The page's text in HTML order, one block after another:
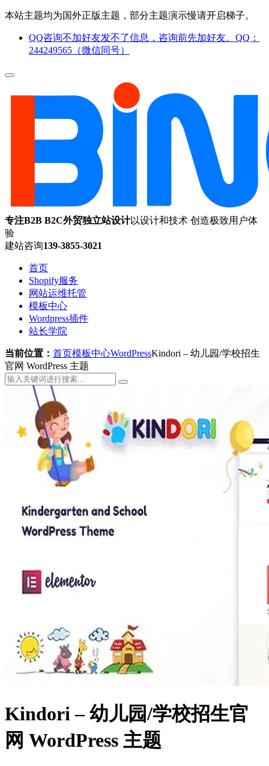
本站主题均为国外正版主题，部分主题演示慢请开启梯子。
QQ咨询不加好友发不了信息，咨询前先加好友。QQ：
244249565（微信同号）
专注B2B B2C外贸独立站设计以设计和技术 创造极致用户体
验
建站咨询139-3855-3021
首页
Shopify服务
网站运维托管
模板中心
Wordpress插件
站长学院
当前位置： 首页模板中心WordPressKindori – 幼儿园/学校招生
官网 WordPress 主题
Kindori – 幼儿园/学校招生官
网 WordPress 主题